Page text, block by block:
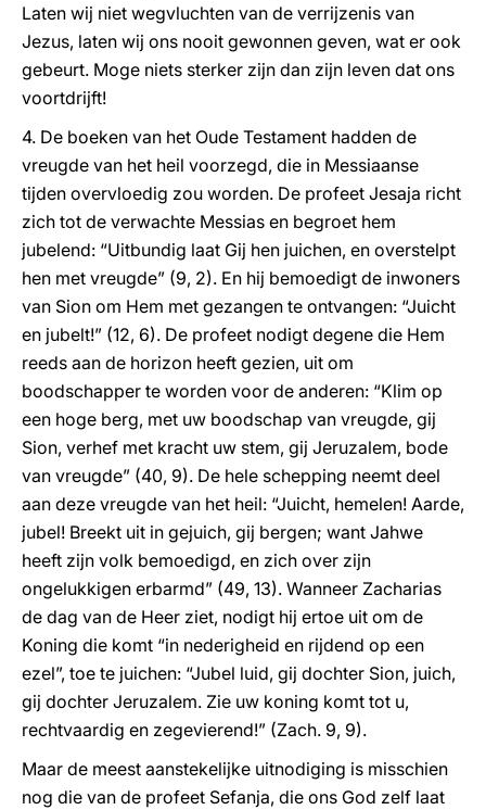
Laten wij niet wegvluchten van de verrijzenis van
Jezus, laten wij ons nooit gewonnen geven, wat er ook
gebeurt. Moge niets sterker zijn dan zijn leven dat ons
voortdrijft!
4. De boeken van het Oude Testament hadden de
vreugde van het heil voorzegd, die in Messiaanse
tijden overvloedig zou worden. De profeet Jesaja richt
zich tot de verwachte Messias en begroet hem
jubelend: “Uitbundig laat Gij hen juichen, en overstelpt
hen met vreugde” (9, 2). En hij bemoedigt de inwoners
van Sion om Hem met gezangen te ontvangen: “Juicht
en jubelt!” (12, 6). De profeet nodigt degene die Hem
reeds aan de horizon heeft gezien, uit om
boodschapper te worden voor de anderen: “Klim op
een hoge berg, met uw boodschap van vreugde, gij
Sion, verhef met kracht uw stem, gij Jeruzalem, bode
van vreugde” (40, 9). De hele schepping neemt deel
aan deze vreugde van het heil: “Juicht, hemelen! Aarde,
jubel! Breekt uit in gejuich, gij bergen; want Jahwe
heeft zijn volk bemoedigd, en zich over zijn
ongelukkigen erbarmd” (49, 13). Wanneer Zacharias
de dag van de Heer ziet, nodigt hij ertoe uit om de
Koning die komt “in nederigheid en rijdend op een
ezel”, toe te juichen: “Jubel luid, gij dochter Sion, juich,
gij dochter Jeruzalem. Zie uw koning komt tot u,
rechtvaardig en zegevierend!” (Zach. 9, 9).
Maar de meest aanstekelijke uitnodiging is misschien
nog die van de profeet Sefanja, die ons God zelf laat